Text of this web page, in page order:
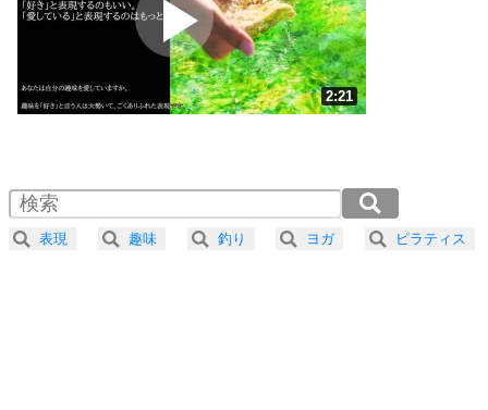
ポジティブ思考になる30の方法
ストレス対策
人生、なんとかなるもの。
気楽に生きる30の方法
4 器の大きい人は、怒りを優しさで表現する。
プラス思考
2:21
2.0倍速 （277KB 1分10秒）
2.5倍速 （222KB 56秒）
3.0倍速 （185KB 47秒）
表現 趣味 釣り ヨガ ピラティス